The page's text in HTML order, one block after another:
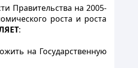
Правительства на 2005-
роста и роста
:
на Государственную